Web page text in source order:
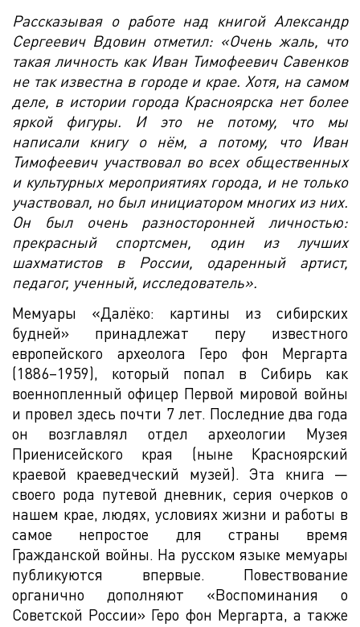
Рассказывая о работе над книгой Александр
Сергеевич Вдовин отметил: «Очень жаль, что
такая личность как Иван Тимофеевич Савенков
не так известна в городе и крае. Хотя, на самом
деле, в истории города Красноярска нет более
яркой фигуры. И это не потому, что мы
написали книгу о нём, а потому, что Иван
Тимофеевич участвовал во всех общественных
и культурных мероприятиях города, и не только
участвовал, но был инициатором многих из них.
Он был очень разносторонней личностью:
прекрасный спортсмен, один из лучших
шахматистов в России, одаренный артист,
педагог, ученный, исследователь».
Мемуары «Далёко: картины из сибирских
будней» принадлежат перу известного
европейского археолога Геро фон Мергарта
(1886–1959), который попал в Сибирь как
военнопленный офицер Первой мировой войны
и провел здесь почти 7 лет. Последние два года
он возглавлял отдел археологии Музея
Приенисейского края (ныне Красноярский
краевой краеведческий музей). Эта книга —
своего рода путевой дневник, серия очерков о
нашем крае, людях, условиях жизни и работы в
самое непростое для страны время
Гражданской войны. На русском языке мемуары
публикуются впервые. Повествование
органично дополняют «Воспоминания о
Советской России» Геро фон Мергарта, а также